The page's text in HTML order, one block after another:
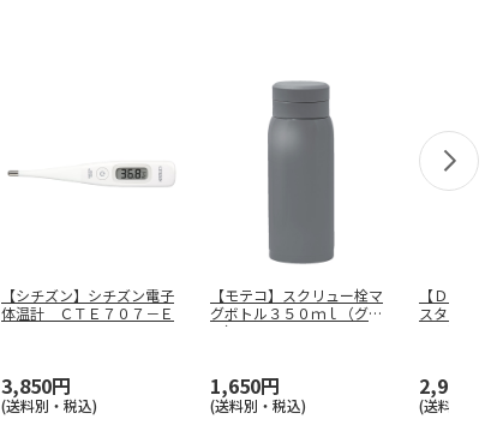
【シチズン】シチズン電子
体温計 ＣＴＥ７０７－Ｅ
3,850円
(送料別・税込)
【モテコ】スクリュー栓マ
グボトル３５０ｍｌ（グレ
ー） ＲＨ
1,650円
(送料別・税込)
【ＤＥＣＯ
スタンドク
2,970円
(送料別・税